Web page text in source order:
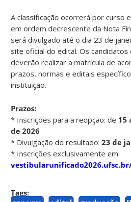
A classificação ocorrerá por curso
em ordem decrescente da Nota
será divulgado até o dia 23 de
site oficial do edital. Os candidatos
deverão realizar a matrícula de
prazos, normas e editais
instituição.
Prazos:
* Inscrições para a reopção: de 15
de 2026
* Divulgação do resultado:23 de
* Inscrições exclusivamente em:
Tags: